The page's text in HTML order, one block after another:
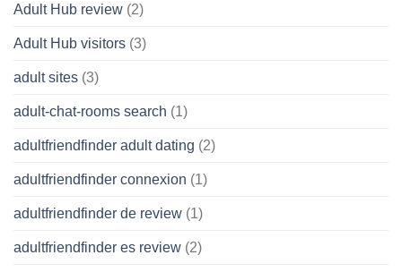
Adult Hub review (2)
Adult Hub visitors (3)
adult sites (3)
adult-chat-rooms search (1)
adultfriendfinder adult dating (2)
adultfriendfinder connexion (1)
adultfriendfinder de review (1)
adultfriendfinder es review (2)